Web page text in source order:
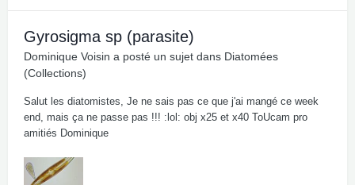
Gyrosigma sp (parasite)
Dominique Voisin a posté un sujet dans Diatomées
(Collections)
Salut les diatomistes, Je ne sais pas ce que j'ai mangé ce week
end, mais ça ne passe pas !!! :lol: obj x25 et x40 ToUcam pro
amitiés Dominique